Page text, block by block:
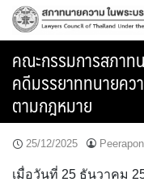
Skip
คณะกรรมการสภาท
คดีมรรยาททนายคว
ตามกฎหมาย
25/12/2025
เมื่อวันที่ 25 ธันวาคม